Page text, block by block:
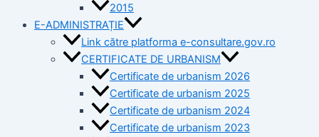
2015
E-ADMINISTRAȚIE
Link către platforma e-consultare.gov.ro
CERTIFICATE DE URBANISM
Certificate de urbanism 2026
Certificate de urbanism 2025
Certificate de urbanism 2024
Certificate de urbanism 2023